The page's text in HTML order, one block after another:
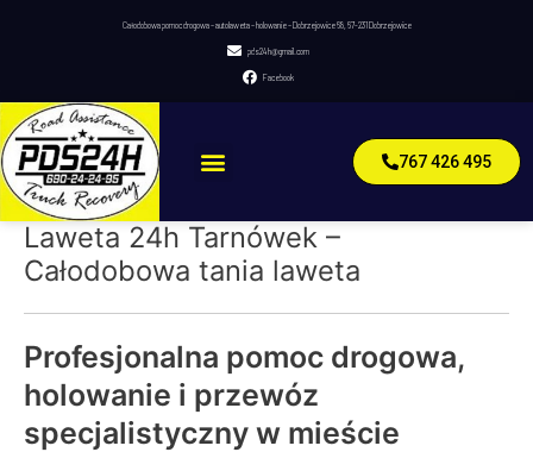
Całodobowa pomoc drogowa – autolaweta – holowanie – Dobrzejowice 68, 67-231 Dobrzejowice
pds24h@gmail.com
Facebook
Menu 767 426 495
Laweta 24h Tarnówek –
Całodobowa tania laweta
Profesjonalna pomoc drogowa,
holowanie i przewóz
specjalistyczny w mieście